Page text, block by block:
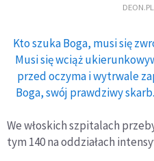
Kto szuka Boga, musi się
Musi się wciąż
przed oczyma i wytrwale
Boga, swój prawdziwy
We włoskich szpitalach
tym 140 na oddziałach